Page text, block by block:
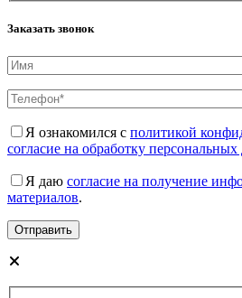
Заказать звонок
Я ознакомился с политикой
согласие на обработку
Я даю согласие на получение
материалов.